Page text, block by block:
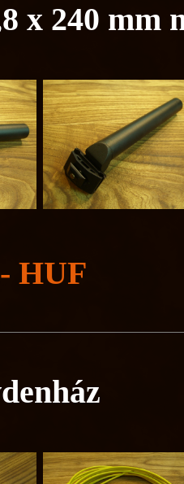
x 240 mm
HUF